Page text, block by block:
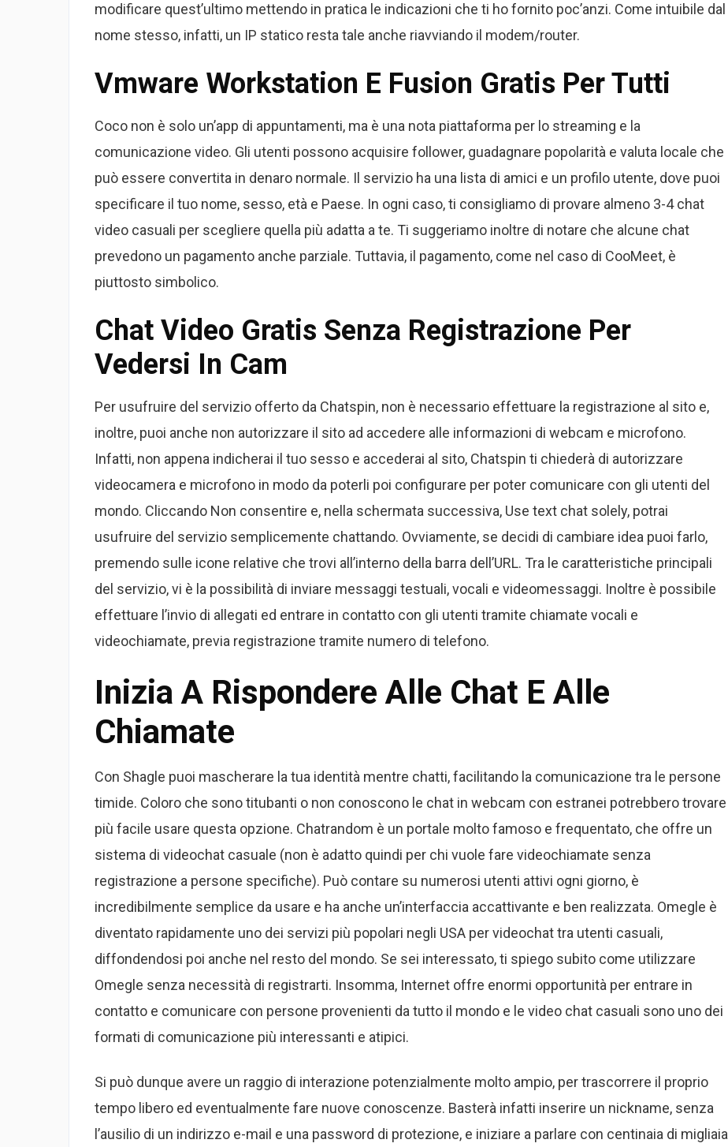
modificare quest’ultimo mettendo in pratica le indicazioni che ti ho fornito poc’anzi. Come intuibile dal
nome stesso, infatti, un IP statico resta tale anche riavviando il modem/router.
Vmware Workstation E Fusion Gratis Per Tutti
Coco non è solo un’app di appuntamenti, ma è una nota piattaforma per lo streaming e la
comunicazione video. Gli utenti possono acquisire follower, guadagnare popolarità e valuta locale che
può essere convertita in denaro normale. Il servizio ha una lista di amici e un profilo utente, dove puoi
specificare il tuo nome, sesso, età e Paese. In ogni caso, ti consigliamo di provare almeno 3-4 chat
video casuali per scegliere quella più adatta a te. Ti suggeriamo inoltre di notare che alcune chat
prevedono un pagamento anche parziale. Tuttavia, il pagamento, come nel caso di CooMeet, è
piuttosto simbolico.
Chat Video Gratis Senza Registrazione Per
Vedersi In Cam
Per usufruire del servizio offerto da Chatspin, non è necessario effettuare la registrazione al sito e,
inoltre, puoi anche non autorizzare il sito ad accedere alle informazioni di webcam e microfono.
Infatti, non appena indicherai il tuo sesso e accederai al sito, Chatspin ti chiederà di autorizzare
videocamera e microfono in modo da poterli poi configurare per poter comunicare con gli utenti del
mondo. Cliccando Non consentire e, nella schermata successiva, Use text chat solely, potrai
usufruire del servizio semplicemente chattando. Ovviamente, se decidi di cambiare idea puoi farlo,
premendo sulle icone relative che trovi all’interno della barra dell’URL. Tra le caratteristiche principali
del servizio, vi è la possibilità di inviare messaggi testuali, vocali e videomessaggi. Inoltre è possibile
effettuare l’invio di allegati ed entrare in contatto con gli utenti tramite chiamate vocali e
videochiamate, previa registrazione tramite numero di telefono.
Inizia A Rispondere Alle Chat E Alle
Chiamate
Con Shagle puoi mascherare la tua identità mentre chatti, facilitando la comunicazione tra le persone
timide. Coloro che sono titubanti o non conoscono le chat in webcam con estranei potrebbero trovare
più facile usare questa opzione. Chatrandom è un portale molto famoso e frequentato, che offre un
sistema di videochat casuale (non è adatto quindi per chi vuole fare videochiamate senza
registrazione a persone specifiche). Può contare su numerosi utenti attivi ogni giorno, è
incredibilmente semplice da usare e ha anche un’interfaccia accattivante e ben realizzata. Omegle è
diventato rapidamente uno dei servizi più popolari negli USA per videochat tra utenti casuali,
diffondendosi poi anche nel resto del mondo. Se sei interessato, ti spiego subito come utilizzare
Omegle senza necessità di registrarti. Insomma, Internet offre enormi opportunità per entrare in
contatto e comunicare con persone provenienti da tutto il mondo e le video chat casuali sono uno dei
formati di comunicazione più interessanti e atipici.
Si può dunque avere un raggio di interazione potenzialmente molto ampio, per trascorrere il proprio
tempo libero ed eventualmente fare nuove conoscenze. Basterà infatti inserire un nickname, senza
l’ausilio di un indirizzo e-mail e una password di protezione, e iniziare a parlare con centinaia di migliaia